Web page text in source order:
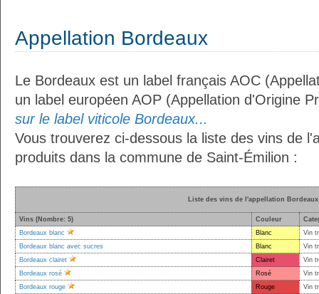
Appellation Bordeaux
Le Bordeaux est un label français AOC
un label européen AOP (Appellation d'Origine
sur le label viticole Bordeaux...
Vous trouverez ci-dessous la liste des vins de
produits dans la commune de Saint-Émilion :
Liste des vins de l'appellation Bordeaux
Vins (Nombre: 5) Couleur
Bordeaux blanc
Blanc
Vin
Bordeaux blanc avec sucres
Blanc
Vin
Bordeaux clairet
Clairet
Vin
Bordeaux rosé
Rosé
Vin
Bordeaux rouge
Rouge Vin